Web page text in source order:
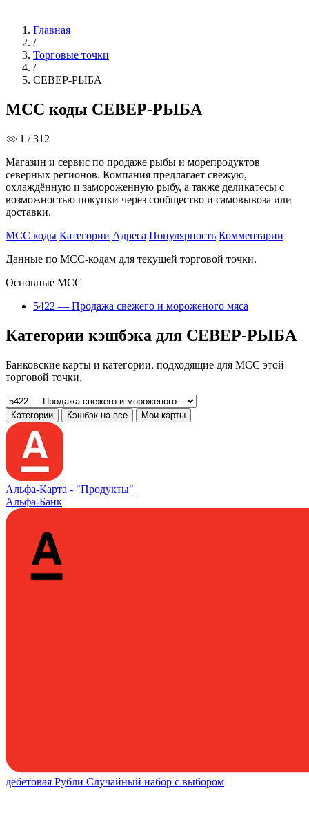
Главная
/
Торговые точки
/
СЕВЕР-РЫБА
MCC коды СЕВЕР-РЫБА
1 / 312
Магазин и сервис по продаже рыбы и морепродуктов
северных регионов. Компания предлагает свежую,
охлаждённую и замороженную рыбу, а также деликатесы с
возможностью покупки через сообщество и самовывоза или
доставки.
MCC коды Категории Адреса Популярность Комментарии
Данные по MCC-кодам для текущей торговой точки.
Основные MCC
5422 — Продажа свежего и мороженого мяса
Категории кэшбэка для СЕВЕР-РЫБА
Банковские карты и категории, подходящие для MCC этой
торговой точки.
Категории Кэшбэк на все Мои карты
Альфа‑Карта - "Продукты"
Альфа-Банк
дебетовая Рубли Случайный набор с выбором